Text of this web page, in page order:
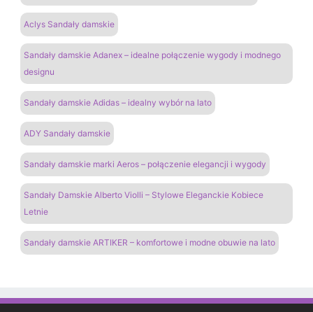
Aclys Sandały damskie
Sandały damskie Adanex – idealne połączenie wygody i modnego
designu
Sandały damskie Adidas – idealny wybór na lato
ADY Sandały damskie
Sandały damskie marki Aeros – połączenie elegancji i wygody
Sandały Damskie Alberto Violli – Stylowe Eleganckie Kobiece
Letnie
Sandały damskie ARTIKER – komfortowe i modne obuwie na lato